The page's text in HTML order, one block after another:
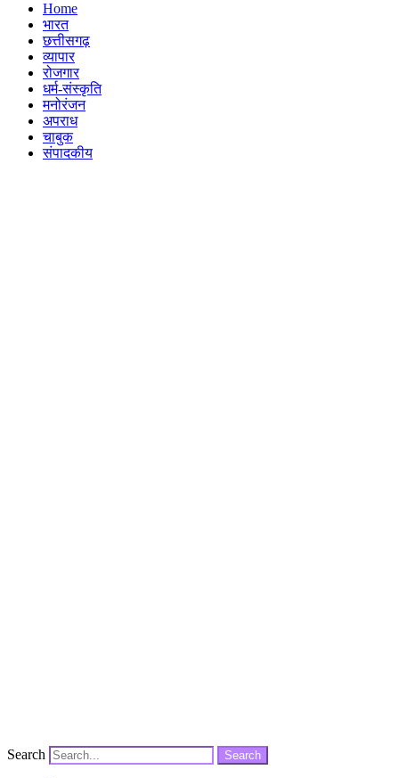
Home
भारत
छत्तीसगढ़
व्यापार
रोजगार
धर्म-संस्कृति
मनोरंजन
अपराध
चाबुक
संपादकीय
Search Search